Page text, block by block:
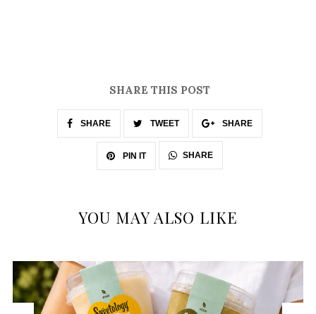
SHARE THIS POST
SHARE TWEET SHARE
PIN IT SHARE
YOU MAY ALSO LIKE